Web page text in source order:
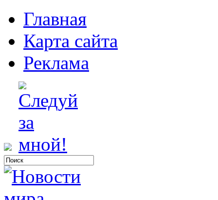
Главная
Карта сайта
Реклама